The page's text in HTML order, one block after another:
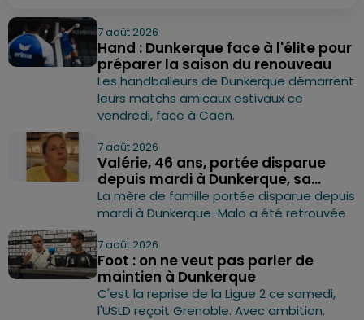
7 août 2026
Hand : Dunkerque face à l'élite pour
préparer la saison du renouveau
Les handballeurs de Dunkerque démarrent
leurs matchs amicaux estivaux ce
vendredi, face à Caen.
7 août 2026
Valérie, 46 ans, portée disparue
depuis mardi à Dunkerque, sa...
La mère de famille portée disparue depuis
mardi à Dunkerque-Malo a été retrouvée
7 août 2026
Foot : on ne veut pas parler de
maintien à Dunkerque
C'est la reprise de la Ligue 2 ce samedi,
l'USLD reçoit Grenoble. Avec ambition.